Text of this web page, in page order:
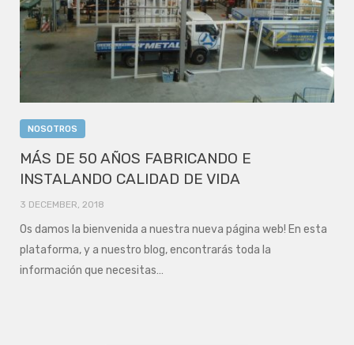
NOSOTROS
MÁS DE 50 AÑOS FABRICANDO E
INSTALANDO CALIDAD DE VIDA
3 DECEMBER, 2018
Os damos la bienvenida a nuestra nueva página web! En esta
plataforma, y a nuestro blog, encontrarás toda la
información que necesitas…